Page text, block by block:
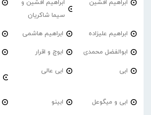
ابراهیم افشین
ابراهیم افشین و
سیما شاکریان
ابراهیم علیزاده ابراهیم هاشمی
ابوالفضل محمدی ابوچ و اقرار
ابی ابی عالی
ابی و میگوعل ابینو